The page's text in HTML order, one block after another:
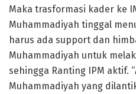
Maka trasformasi kader ke
Muhammadiyah tinggal
harus ada support dan
Muhammadiyah untuk
sehingga Ranting IPM aktif.
Muhammadiyah yang